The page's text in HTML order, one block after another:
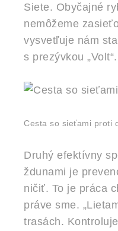
Siete. Obyčajné
nemôžeme
vysvetľuje nám
s prezývkou „Volt“.
Cesta so sieťami proti
Druhý efektívny
ždunami je
ničiť. To je práca
práve sme.
trasách.